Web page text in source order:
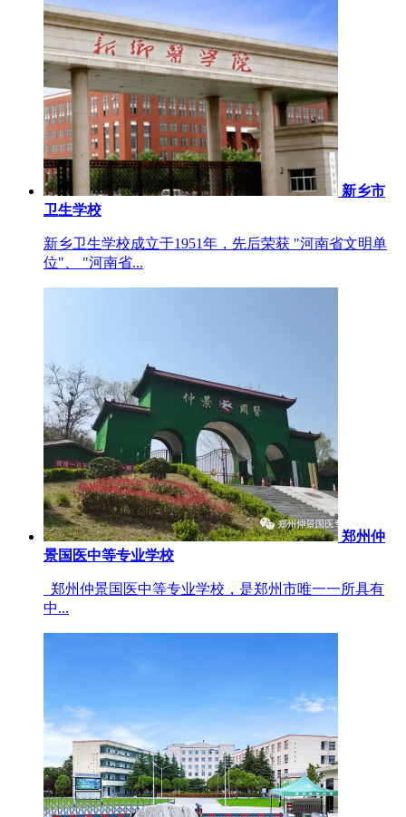
新乡市
卫生学校
新乡卫生学校成立于1951年，先后荣获 "河南省文明单
位"、 "河南省...
郑州仲
景国医中等专业学校
郑州仲景国医中等专业学校，是郑州市唯一一所具有
中...